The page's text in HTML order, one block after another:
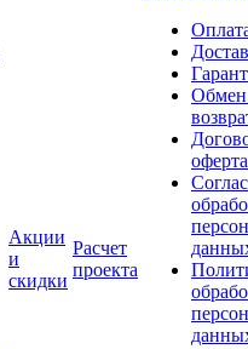
Акции
и
скидки
Расчет
проекта
оферта